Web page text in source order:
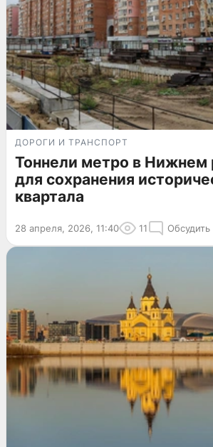
ДОРОГИ И ТРАНСПОРТ
Тоннели метро в Нижнем
для сохранения
квартала
28 апреля, 2026, 11:40 11 Обсудить